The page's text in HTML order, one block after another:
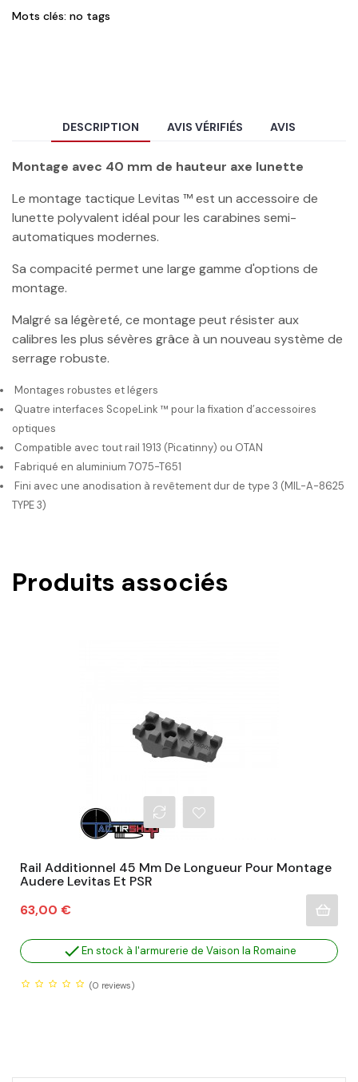
Mots clés: no tags
DESCRIPTION AVIS VÉRIFIÉS AVIS
Montage avec 40 mm de hauteur axe lunette
Le montage tactique Levitas ™ est un accessoire de
lunette polyvalent idéal pour les carabines semi-
automatiques modernes.
Sa compacité permet une large gamme d'options de
montage.
Malgré sa légèreté, ce montage peut résister aux
calibres les plus sévères grâce à un nouveau système de
serrage robuste.
Montages robustes et légers
Quatre interfaces ScopeLink ™ pour la fixation d’accessoires
optiques
Compatible avec tout rail 1913 (Picatinny) ou OTAN
Fabriqué en aluminium 7075-T651
Fini avec une anodisation à revêtement dur de type 3 (MIL-A-8625
TYPE 3)
Produits associés
Rail Additionnel 45 Mm De Longueur Pour Montage
Audere Levitas Et PSR
Prix
63,00 €
En stock à l'armurerie de Vaison la Romaine
(0 reviews)